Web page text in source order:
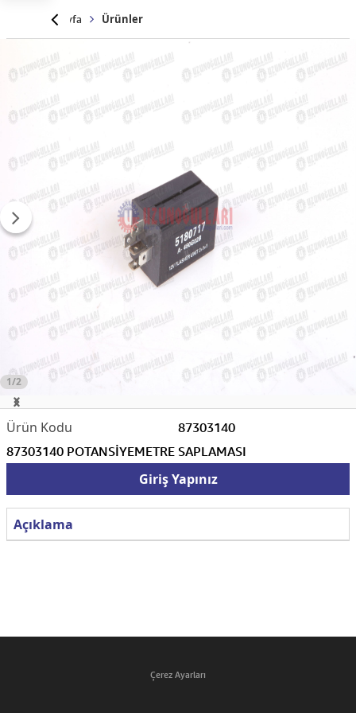
Anasayfa Ürünler
1/2
87303140
87303140 POTANSİYEMETRE SAPLAMASI
Giriş Yapınız
Açıklama
Çerez Ayarları